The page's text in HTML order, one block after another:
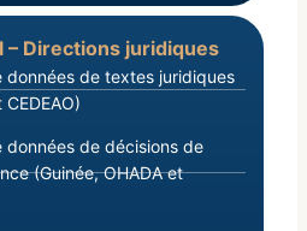
– Directions juridiques
données de textes juridiques
données de décisions de
(Guinée, OHADA et